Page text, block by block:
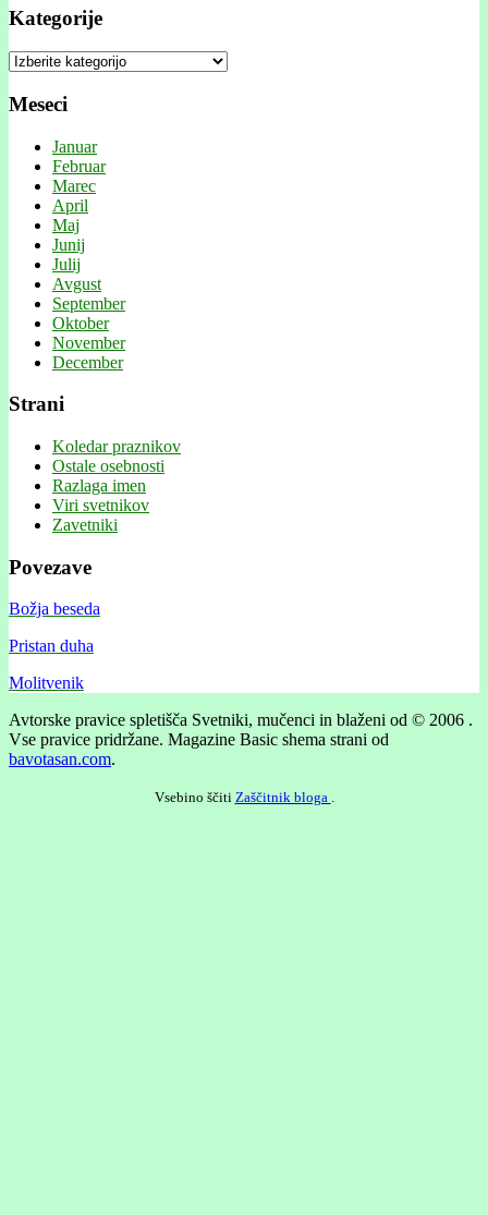
Kategorije
Kategorije
Meseci
Januar
Februar
Marec
April
Maj
Junij
Julij
Avgust
September
Oktober
November
December
Strani
Koledar praznikov
Ostale osebnosti
Razlaga imen
Viri svetnikov
Zavetniki
Povezave
Božja beseda
Pristan duha
Molitvenik
Avtorske pravice spletišča Svetniki, mučenci in blaženi od © 2006 .
Vse pravice pridržane. Magazine Basic shema strani od
bavotasan.com.
Vsebino ščiti Zaščitnik bloga .